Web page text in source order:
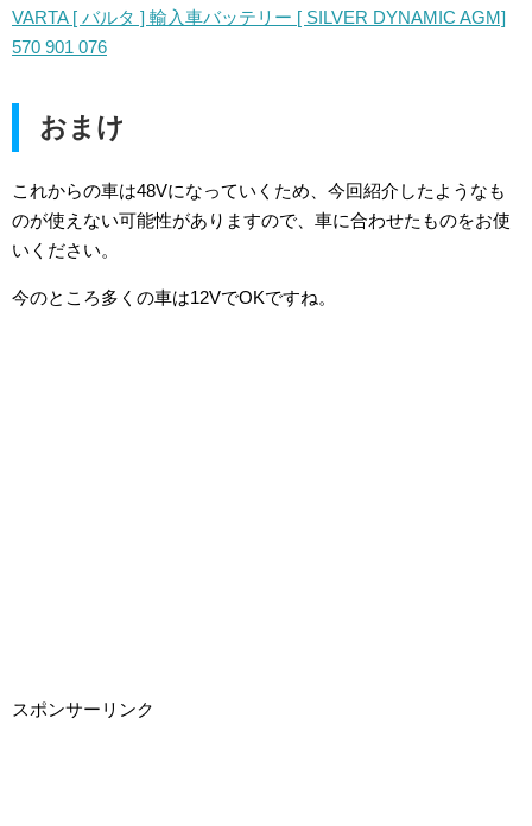
VARTA [ バルタ ] 輸入車バッテリー [ SILVER DYNAMIC AGM]
570 901 076
おまけ
これからの車は48Vになっていくため、今回紹介したようなも
のが使えない可能性がありますので、車に合わせたものをお使
いください。
今のところ多くの車は12VでOKですね。
スポンサーリンク